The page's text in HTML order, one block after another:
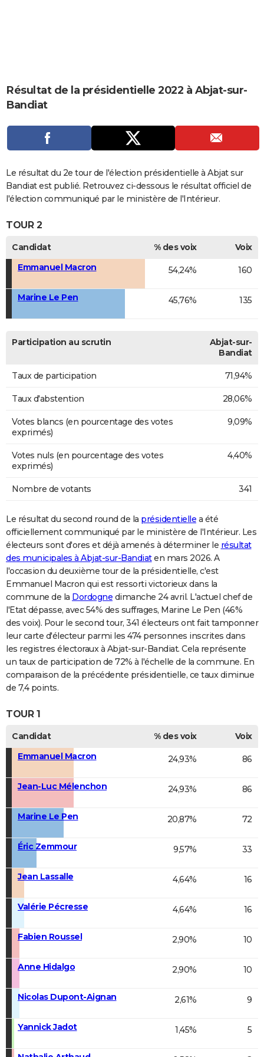
CARTE DE VOEUX
Carte de Noël
Carte Bonne année
Carte Saint-Valentin
Carte Pâques
Carte d'anniversaire
DICTIONNAIRE
Dictionnaire
Biographies
Expressions
Proverbes
PROGRAMME TV
S'inscrire
Se connecter
Lycées
Collèges
Primaires
Universités
Entreprises
Service militaire
Avis de recherche
AVIS DE DÉCÈS
Bricolage
Lifestyle
Culture
Sport
Auto
Television
Voyage
Cinema
Résultat de la présidentielle 2022 à Abjat-sur-
Bandiat
Le résultat du 2e tour de l'élection présidentielle à Abjat sur
Bandiat est publié. Retrouvez ci-dessous le résultat officiel de
l'élection communiqué par le ministère de l'Intérieur.
TOUR 2
Candidat % des voix
Voix
Emmanuel Macron
54,24% 160
Marine Le Pen 45,76% 135
Participation au scrutin
Abjat-sur-
Bandiat
Taux de participation 71,94%
Taux d'abstention 28,06%
Votes blancs (en pourcentage des votes
exprimés)
9,09%
Votes nuls (en pourcentage des votes
exprimés)
4,40%
Nombre de votants 341
Le résultat du second round de la présidentielle a été
officiellement communiqué par le ministère de l'Intérieur. Les
électeurs sont d'ores et déjà amenés à déterminer le résultat
des municipales à Abjat-sur-Bandiaten mars 2026. A
l'occasion du deuxième tour de la présidentielle, c'est
Emmanuel Macron qui est ressorti victorieux dans la
commune de la Dordogne dimanche 24 avril. L'actuel chef de
l'Etat dépasse, avec 54% des suffrages, Marine Le Pen (46%
des voix). Pour le second tour, 341 électeurs ont fait tamponner
leur carte d'électeur parmi les 474 personnes inscrites dans
les registres électoraux à Abjat-sur-Bandiat. Cela représente
un taux de participation de 72% à l'échelle de la commune. En
comparaison de la précédente présidentielle, ce taux diminue
de 7,4 points.
TOUR 1
Candidat % des voix
Voix
Emmanuel Macron
24,93% 86
Jean-Luc Mélenchon 24,93% 86
Marine Le Pen 20,87% 72
Éric Zemmour 9,57% 33
Jean Lassalle 4,64% 16
Valérie Pécresse 4,64% 16
Fabien Roussel 2,90% 10
Anne Hidalgo 2,90% 10
Nicolas Dupont-Aignan 2,61% 9
Yannick Jadot 1,45% 5